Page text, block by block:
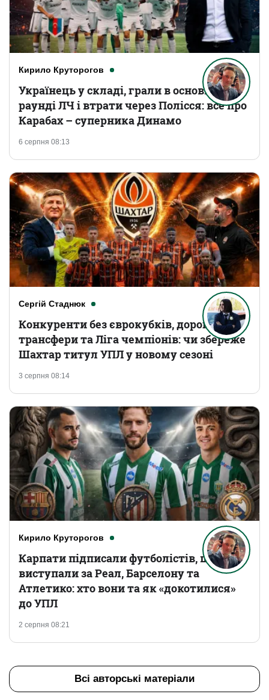
Кирило Круторогов
6 серпня 08:13
Українець у складі, грали в основному
раунді ЛЧ і втрати через Полісся: все про
Карабах – суперника Динамо
Сергій Стаднюк
3 серпня 08:14
Конкуренти без єврокубків, дорогі
трансфери та Ліга чемпіонів: чи збереже
Шахтар титул УПЛ у новому сезоні
Кирило Круторогов
2 серпня 08:21
Карпати підписали футболістів, що
виступали за Реал, Барселону та
Атлетико: хто вони та як «докотилися»
до УПЛ
Всі авторські матеріали